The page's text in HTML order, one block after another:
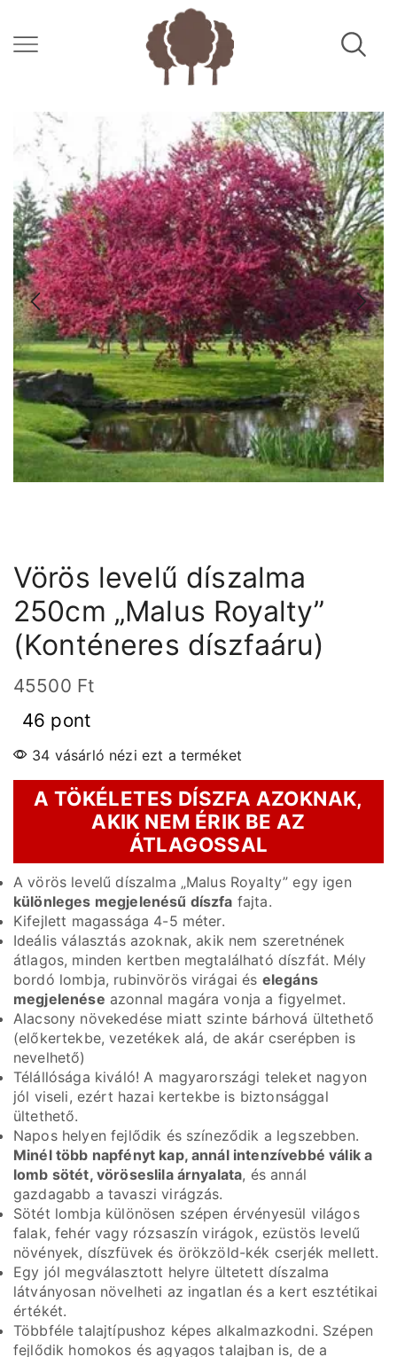
Vörös levelű díszalma
250cm „Malus Royalty”
(Konténeres díszfaáru)
45500 Ft
46 pont
34 vásárló nézi ezt a terméket
A TÖKÉLETES DÍSZFA AZOKNAK,
AKIK NEM ÉRIK BE AZ
ÁTLAGOSSAL
A vörös levelű díszalma „Malus Royalty” egy igen
különleges megjelenésű díszfa fajta.
Kifejlett magassága 4-5 méter.
Ideális választás azoknak, akik nem szeretnének
átlagos, minden kertben megtalálható díszfát. Mély
bordó lombja, rubinvörös virágai és elegáns
megjelenése azonnal magára vonja a figyelmet.
Alacsony növekedése miatt szinte bárhová ültethető
(előkertekbe, vezetékek alá, de akár cserépben is
nevelhető)
Télállósága kiváló! A magyarországi teleket nagyon
jól viseli, ezért hazai kertekbe is biztonsággal
ültethető.
Napos helyen fejlődik és színeződik a legszebben.
Minél több napfényt kap, annál intenzívebbé válik a
lomb sötét, vöröseslila árnyalata, és annál
gazdagabb a tavaszi virágzás.
Sötét lombja különösen szépen érvényesül világos
falak, fehér vagy rózsaszín virágok, ezüstös levelű
növények, díszfüvek és örökzöld-kék cserjék mellett.
Egy jól megválasztott helyre ültetett díszalma
látványosan növelheti az ingatlan és a kert esztétikai
értékét.
Többféle talajtípushoz képes alkalmazkodni. Szépen
fejlődik homokos és agyagos talajban is, de a